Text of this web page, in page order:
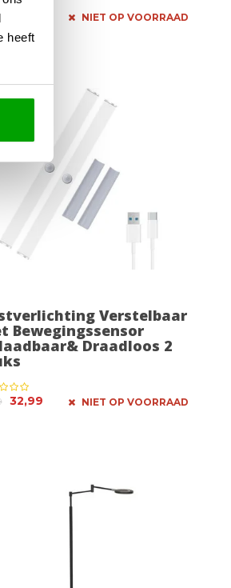
heeft
NIET OP VOORRAAD
Verstelbaar
Bewegingssensor
Draadloos 2
32,99 NIET OP VOORRAAD